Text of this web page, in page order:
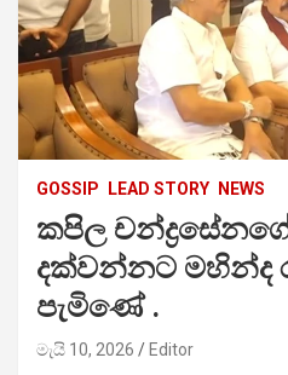
GOSSIP LEAD STORY NEWS
කපිල
දක්වන්නට මහින්ද
පැමිණේ .
මැයි 10, 2026 Editor